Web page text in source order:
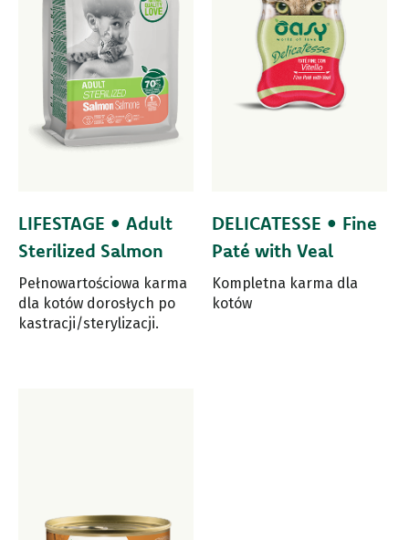
LIFESTAGE • Adult
Sterilized Salmon
Pełnowartościowa karma
dla kotów dorosłych po
kastracji/sterylizacji.
DELICATESSE • Fine
Paté with Veal
Kompletna karma dla
kotów